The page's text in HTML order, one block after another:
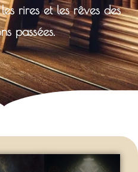
rires et les rêves des
passées.